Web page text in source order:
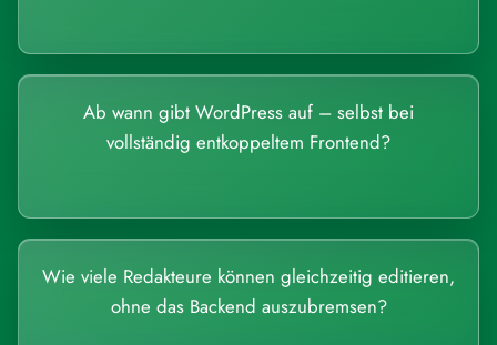
Ab wann gibt WordPress auf – selbst bei
vollständig entkoppeltem Frontend?
Wie viele Redakteure können gleichzeitig editieren,
ohne das Backend auszubremsen?